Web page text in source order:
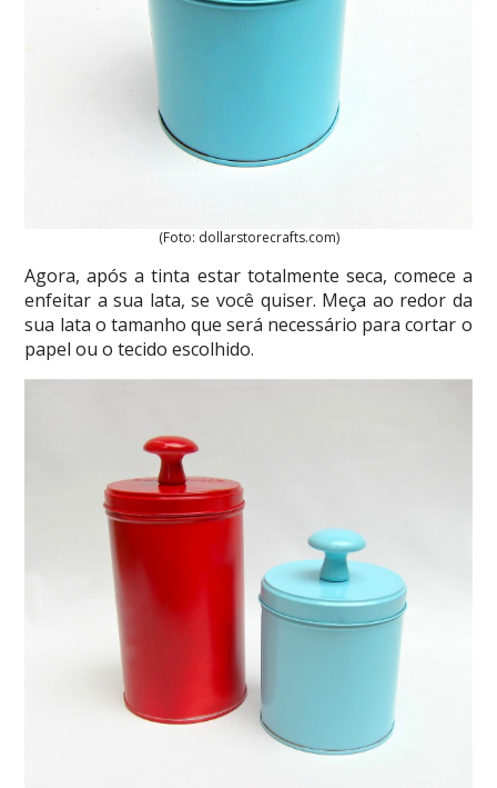
(Foto: dollarstorecrafts.com)
Agora, após a tinta estar totalmente seca, comece a
enfeitar a sua lata, se você quiser. Meça ao redor da
sua lata o tamanho que será necessário para cortar o
papel ou o tecido escolhido.